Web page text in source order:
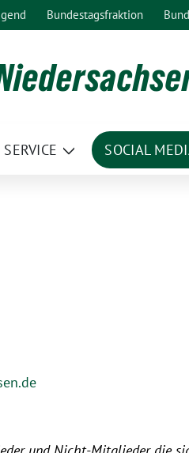
Bundestagsfraktion
SERVICE
Zeige
SOCIAL